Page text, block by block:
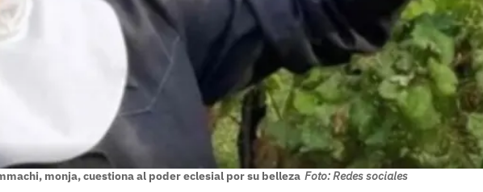
monja, cuestiona al poder eclesial por su belleza Foto: Redes sociales